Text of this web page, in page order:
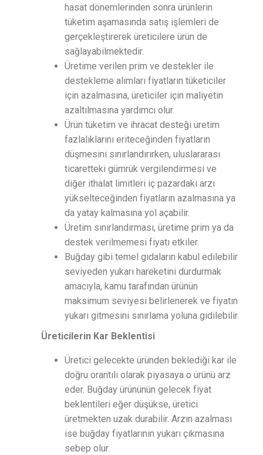
hasat dönemlerinden sonra ürünlerin
tüketim aşamasında satış işlemleri de
gerçekleştirerek üreticilere ürün de
sağlayabilmektedir.
Üretime verilen prim ve destekler ile
destekleme alımları fiyatların tüketiciler
için azalmasına, üreticiler için maliyetin
azaltılmasına yardımcı olur.
Ürün tüketim ve ihracat desteği üretim
fazlalıklarını eriteceğinden fiyatların
düşmesini sınırlandırırken, uluslararası
ticaretteki gümrük vergilendirmesi ve
diğer ithalat limitleri iç pazardaki arzı
yükselteceğinden fiyatların azalmasına ya
da yatay kalmasına yol açabilir.
Üretim sınırlandırması, üretime prim ya da
destek verilmemesi fiyatı etkiler.
Buğday gibi temel gıdaların kabul edilebilir
seviyeden yukarı hareketini durdurmak
amacıyla, kamu tarafından ürünün
maksimum seviyesi belirlenerek ve fiyatın
yukarı gitmesini sınırlama yoluna gidilebilir.
Üreticilerin Kar Beklentisi
Üretici gelecekte üründen beklediği kar ile
doğru orantılı olarak piyasaya o ürünü arz
eder. Buğday ürününün gelecek fiyat
beklentileri eğer düşükse, üretici
üretmekten uzak durabilir. Arzın azalması
ise buğday fiyatlarının yukarı çıkmasına
sebep olur.